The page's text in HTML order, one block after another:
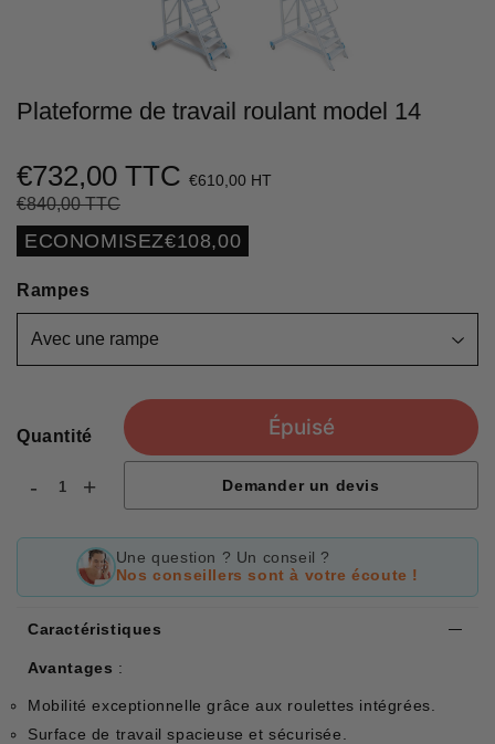
Plateforme de travail roulant model 14
€732,00 TTC €610,00 HT
€840,00 TTC
régulier
réduit
Unit
price
ECONOMISEZ€108,00
Rampes
Quantité
- +
Épuisé
Demander un devis
Une question ? Un conseil ?
Nos conseillers sont à votre écoute !
Caractéristiques
Avantages :
Mobilité exceptionnelle grâce aux roulettes intégrées.
Surface de travail spacieuse et sécurisée.